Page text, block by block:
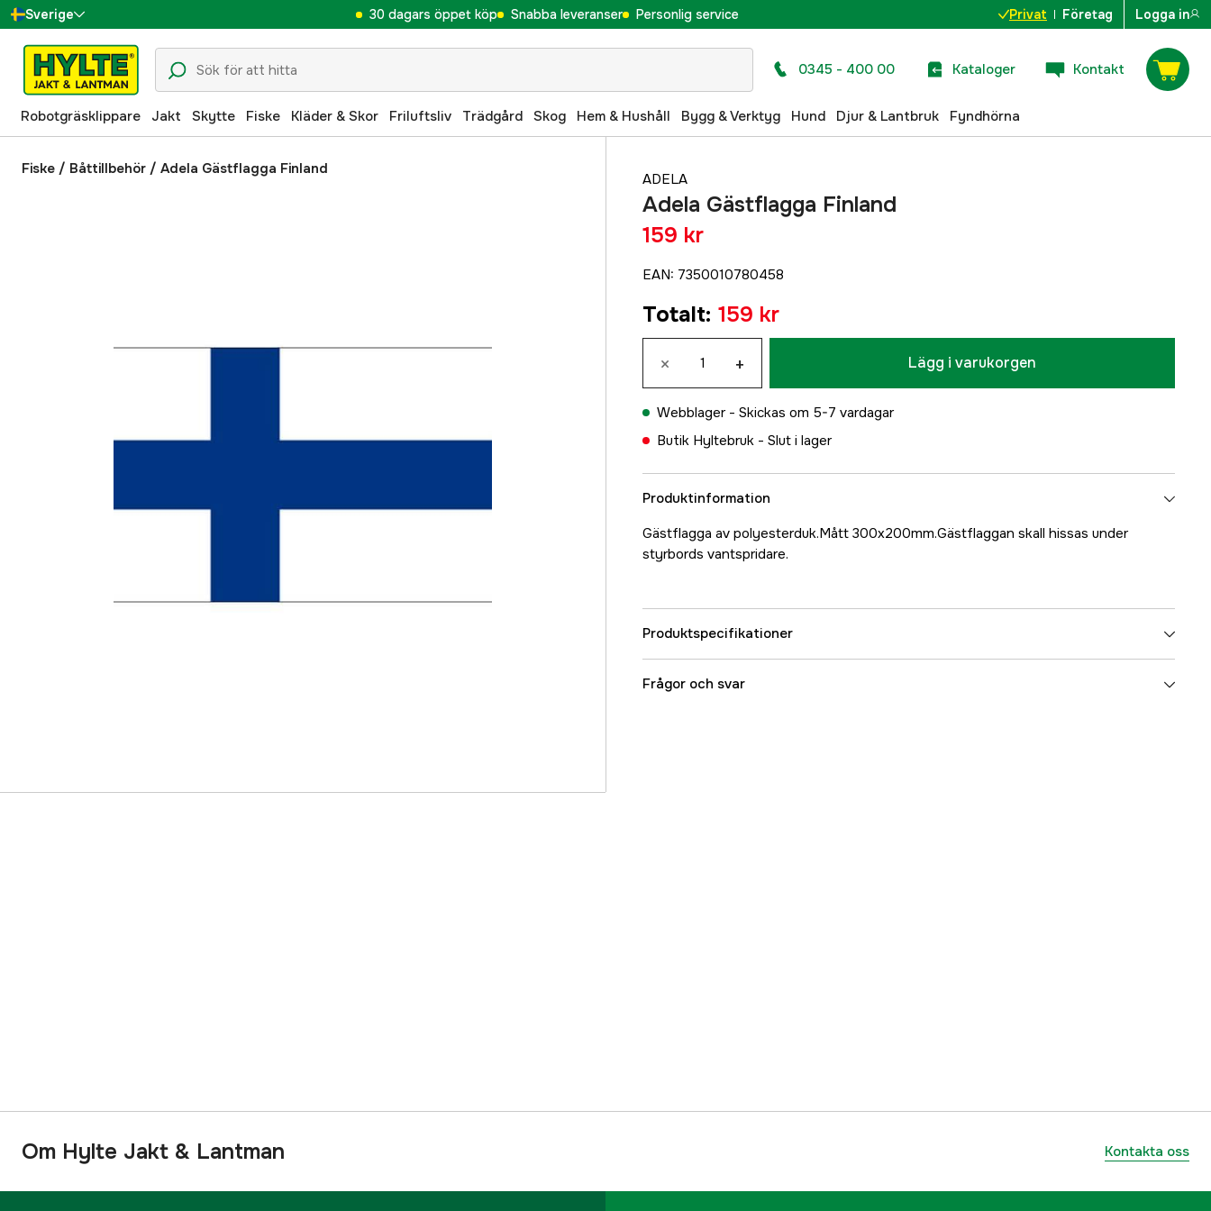
Sverige
Danmark
Suomi
Norge
Deutschland
30 dagars öppet köp Snabba leveranser Personlig service Privat Företag Logga in
0345 - 400 00 Kataloger Kontakt
Robotgräsklippare Jakt Skytte Fiske Kläder & Skor Friluftsliv Trädgård Skog Hem & Hushåll Bygg & Verktyg Hund Djur & Lantbruk Fyndhörna
Fiske / Båttillbehör / Adela Gästflagga Finland
ADELA
Adela Gästflagga Finland
159 kr
EAN: 7350010780458
Totalt: 159 kr
× + Lägg i varukorgen
Webblager - Skickas om 5-7 vardagar
Butik Hyltebruk - Slut i lager
Produktinformation
Gästflagga av polyesterduk.Mått 300x200mm.Gästflaggan skall hissas under
styrbords vantspridare.
Produktspecifikationer
Referensnummer
Frågor och svar
Om Hylte Jakt & Lantman Kontakta oss